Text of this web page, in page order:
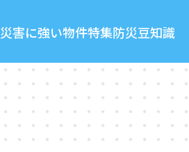
災害に強い物件特集防災豆知識